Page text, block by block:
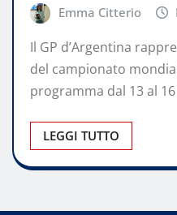
Emma Citterio
Il GP d’Argentina
del campionato
programma dal 13 al
LEGGI TUTTO